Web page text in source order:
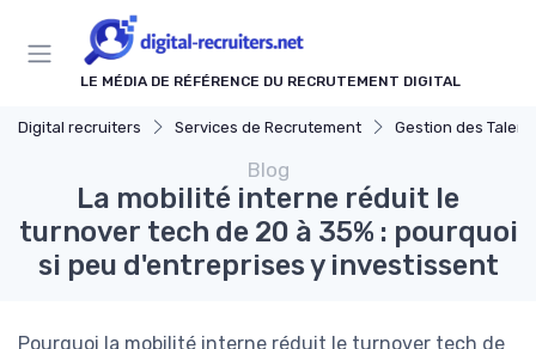
LE MÉDIA DE RÉFÉRENCE DU RECRUTEMENT DIGITAL
Digital recruiters Services de Recrutement Gestion des Talents et
Blog
La mobilité interne réduit le
turnover tech de 20 à 35% : pourquoi
si peu d'entreprises y investissent
Pourquoi la mobilité interne réduit le turnover tech de
Panneau de gestion des cookies